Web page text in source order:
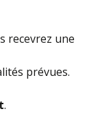
recevrez une
prévues.
.